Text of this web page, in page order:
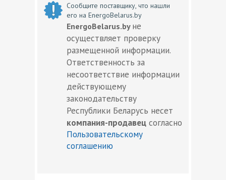
Сообщите поставщику, что нашли
его на EnergoBelarus.by
EnergoBelarus.by не
осуществляет проверку
размещенной информации.
Ответственность за
несоответствие информации
действующему
законодательству
Республики Беларусь несет
компания-продавец согласно
Пользовательскому
соглашению